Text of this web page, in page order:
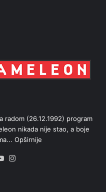
radom (26.12.1992) program
nikada nije stao, a boje
Opširnije
YouTube